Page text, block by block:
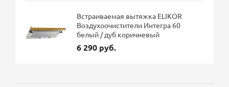
Встраиваемая вытяжка ELIKOR
Воздухоочистители Интегра 60
белый / дуб коричневый
6 290 руб.